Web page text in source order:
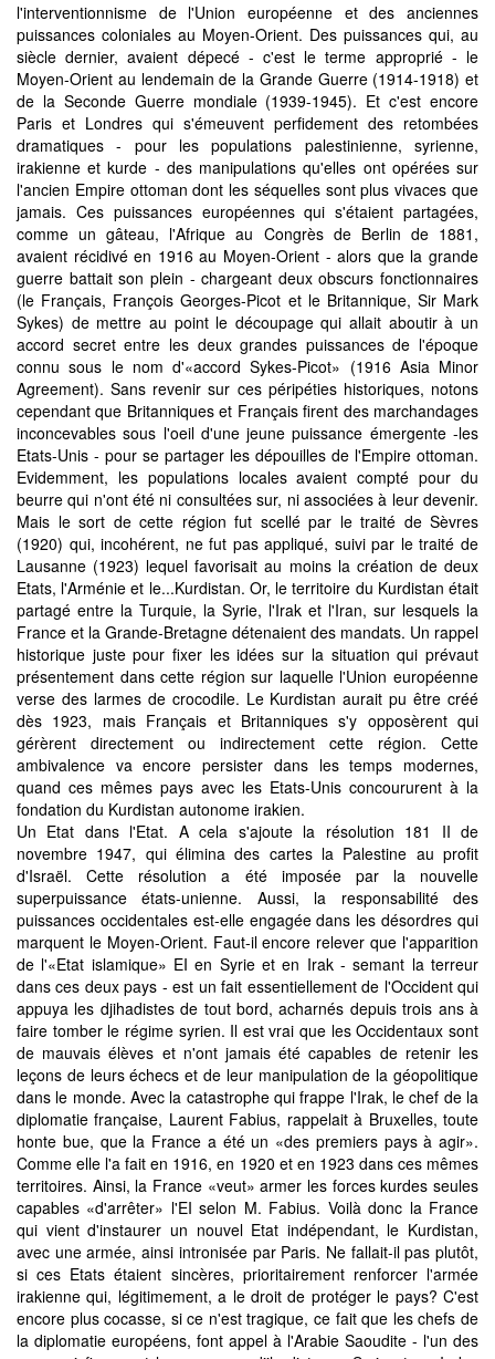
l'interventionnisme de l'Union européenne et des anciennes
puissances coloniales au Moyen-Orient. Des puissances qui, au
siècle dernier, avaient dépecé - c'est le terme approprié - le
Moyen-Orient au lendemain de la Grande Guerre (1914-1918) et
de la Seconde Guerre mondiale (1939-1945). Et c'est encore
Paris et Londres qui s'émeuvent perfidement des retombées
dramatiques - pour les populations palestinienne, syrienne,
irakienne et kurde - des manipulations qu'elles ont opérées sur
l'ancien Empire ottoman dont les séquelles sont plus vivaces que
jamais. Ces puissances européennes qui s'étaient partagées,
comme un gâteau, l'Afrique au Congrès de Berlin de 1881,
avaient récidivé en 1916 au Moyen-Orient - alors que la grande
guerre battait son plein - chargeant deux obscurs fonctionnaires
(le Français, François Georges-Picot et le Britannique, Sir Mark
Sykes) de mettre au point le découpage qui allait aboutir à un
accord secret entre les deux grandes puissances de l'époque
connu sous le nom d'«accord Sykes-Picot» (1916 Asia Minor
Agreement). Sans revenir sur ces péripéties historiques, notons
cependant que Britanniques et Français firent des marchandages
inconcevables sous l'oeil d'une jeune puissance émergente -les
Etats-Unis - pour se partager les dépouilles de l'Empire ottoman.
Evidemment, les populations locales avaient compté pour du
beurre qui n'ont été ni consultées sur, ni associées à leur devenir.
Mais le sort de cette région fut scellé par le traité de Sèvres
(1920) qui, incohérent, ne fut pas appliqué, suivi par le traité de
Lausanne (1923) lequel favorisait au moins la création de deux
Etats, l'Arménie et le...Kurdistan. Or, le territoire du Kurdistan était
partagé entre la Turquie, la Syrie, l'Irak et l'Iran, sur lesquels la
France et la Grande-Bretagne détenaient des mandats. Un rappel
historique juste pour fixer les idées sur la situation qui prévaut
présentement dans cette région sur laquelle l'Union européenne
verse des larmes de crocodile. Le Kurdistan aurait pu être créé
dès 1923, mais Français et Britanniques s'y opposèrent qui
gérèrent directement ou indirectement cette région. Cette
ambivalence va encore persister dans les temps modernes,
quand ces mêmes pays avec les Etats-Unis concoururent à la
fondation du Kurdistan autonome irakien.
Un Etat dans l'Etat. A cela s'ajoute la résolution 181 II de
novembre 1947, qui élimina des cartes la Palestine au profit
d'Israël. Cette résolution a été imposée par la nouvelle
superpuissance états-unienne. Aussi, la responsabilité des
puissances occidentales est-elle engagée dans les désordres qui
marquent le Moyen-Orient. Faut-il encore relever que l'apparition
de l'«Etat islamique» EI en Syrie et en Irak - semant la terreur
dans ces deux pays - est un fait essentiellement de l'Occident qui
appuya les djihadistes de tout bord, acharnés depuis trois ans à
faire tomber le régime syrien. Il est vrai que les Occidentaux sont
de mauvais élèves et n'ont jamais été capables de retenir les
leçons de leurs échecs et de leur manipulation de la géopolitique
dans le monde. Avec la catastrophe qui frappe l'Irak, le chef de la
diplomatie française, Laurent Fabius, rappelait à Bruxelles, toute
honte bue, que la France a été un «des premiers pays à agir».
Comme elle l'a fait en 1916, en 1920 et en 1923 dans ces mêmes
territoires. Ainsi, la France «veut» armer les forces kurdes seules
capables «d'arrêter» l'EI selon M. Fabius. Voilà donc la France
qui vient d'instaurer un nouvel Etat indépendant, le Kurdistan,
avec une armée, ainsi intronisée par Paris. Ne fallait-il pas plutôt,
si ces Etats étaient sincères, prioritairement renforcer l'armée
irakienne qui, légitimement, a le droit de protéger le pays? C'est
encore plus cocasse, si ce n'est tragique, ce fait que les chefs de
la diplomatie européens, font appel à l'Arabie Saoudite - l'un des